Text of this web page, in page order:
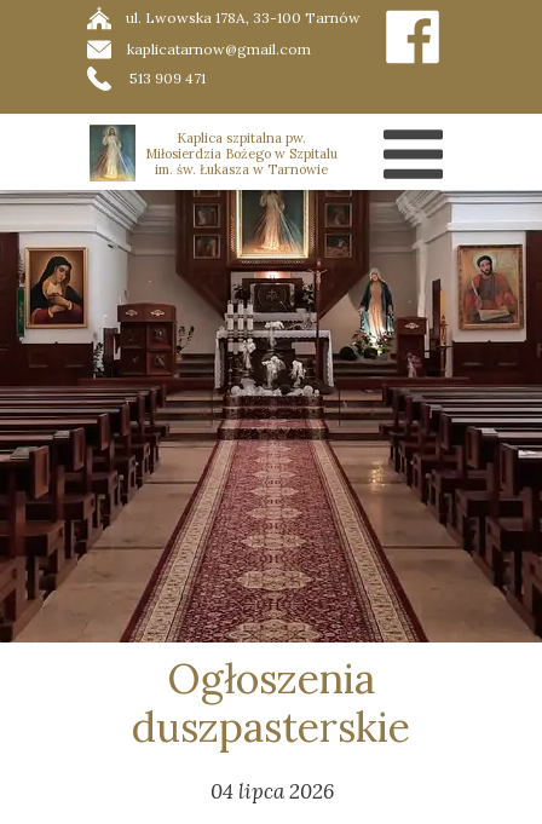
kaplicatarnow@gmail.com
ul. Lwowska 178A, 33-100 Tarnów
513 909 471
Kaplica szpitalna pw.
Miłosierdzia Bożego w Szpitalu
im. św. Łukasza w Tarnowie
04 lipca 2026
Ogłoszenia
duszpasterskie